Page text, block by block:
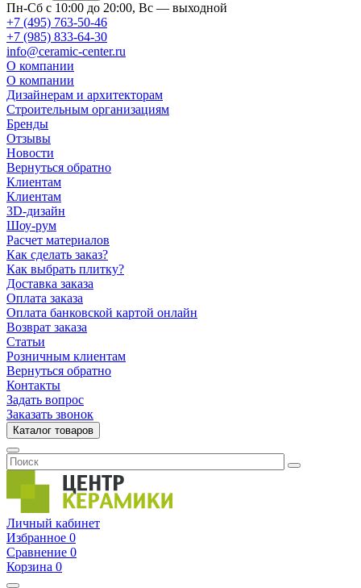
Пн-Сб с 10:00 до 20:00, Вс — выходной
+7 (495) 763-50-46
+7 (985) 833-64-30
info@ceramic-center.ru
О компании
О компании
Дизайнерам и архитекторам
Строительным организациям
Бренды
Отзывы
Новости
Вернуться обратно
Клиентам
Клиентам
3D-дизайн
Шоу-рум
Расчет материалов
Как сделать заказ?
Как выбрать плитку?
Доставка заказа
Оплата заказа
Оплата банковской картой онлайн
Возврат заказа
Статьи
Розничным клиентам
Вернуться обратно
Контакты
Задать вопрос
Заказать звонок
Каталог товаров
Личный кабинет
Избранное 0
Сравнение 0
Корзина 0